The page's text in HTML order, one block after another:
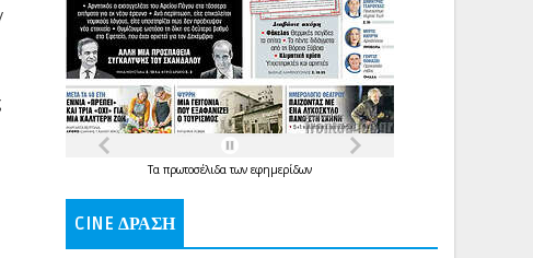
Τα πρωτοσέλιδατων εφημερίδων
CINE ΔΡΑΣΗ